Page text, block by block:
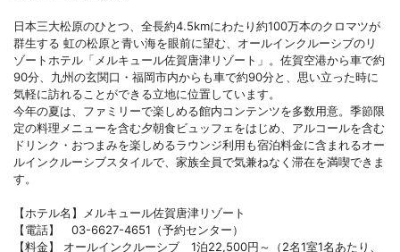
日本三大松原のひとつ、全長約4.5kmにわたり約100万本のクロマツが
群生する 虹の松原と青い海を眼前に望む、オールインクルーシブのリ
ゾートホテル「メルキュール佐賀唐津リゾート」。佐賀空港から車で約
90分、九州の玄関口・福岡市内からも車で約90分と、思い立った時に
気軽に訪れることができる立地に位置しています。
今年の夏は、ファミリーで楽しめる館内コンテンツを多数用意。季節限
定の料理メニューを含む夕朝食ビュッフェをはじめ、アルコールを含む
ドリンク・おつまみを楽しめるラウンジ利用も宿泊料金に含まれるオー
ルインクルーシブスタイルで、家族全員で気兼ねなく滞在を満喫できま
す。
【ホテル名】メルキュール佐賀唐津リゾート
【電話】 03-6627-4651（予約センター）
【料金】 オールインクルーシブ 1泊22,500円～（2名1室1名あたり、